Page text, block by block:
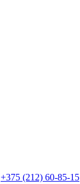
+375 (212) 60-85-15